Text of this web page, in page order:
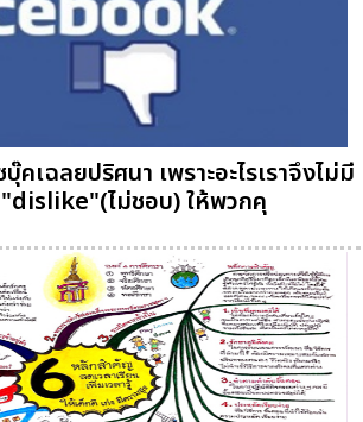
คเฉลยปริศนา เพราะอะไรเราจึงไม่มี
ไม่ชอบ) ให้พวกคุ